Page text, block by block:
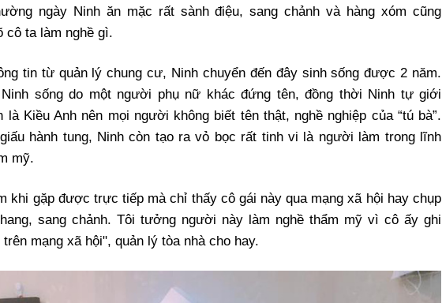
ngày Ninh ăn mặc rất sành điệu, sang chảnh và hàng xóm cũng
cô ta làm nghề gì.
tin từ quản lý chung cư, Ninh chuyển đến đây sinh sống được 2 năm.
sống do một người phụ nữ khác đứng tên, đồng thời Ninh tự giới
là Kiều Anh nên mọi người không biết tên thật, nghề nghiệp của “tú bà”.
hành tung, Ninh còn tạo ra vỏ bọc rất tinh vi là người làm trong lĩnh
mỹ.
khi gặp được trực tiếp mà chỉ thấy cô gái này qua mạng xã hội hay chụp
sang chảnh. Tôi tưởng người này làm nghề thẩm mỹ vì cô ấy ghi
mạng xã hội", quản lý tòa nhà cho hay.